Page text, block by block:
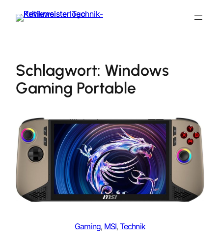
Inhalt
Schlagwort: Windows
Gaming Portable
Gaming, MSI, Technik